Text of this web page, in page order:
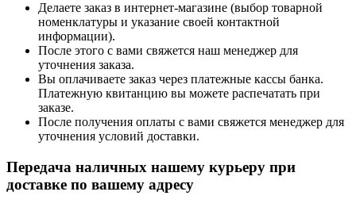
Делаете заказ в интернет-магазине (выбор товарной
номенклатуры и указание своей контактной
информации).
После этого с вами свяжется наш менеджер для
уточнения заказа.
Вы оплачиваете заказ через платежные кассы банка.
Платежную квитанцию вы можете распечатать при
заказе.
После получения оплаты с вами свяжется менеджер для
уточнения условий доставки.
Передача наличных нашему курьеру при
доставке по вашему адресу